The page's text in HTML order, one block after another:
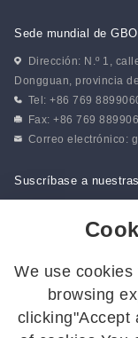
Sede mundial de
Dirección: N.º 1,
Dongguan, provincia
Tel: +86 769
Fax: +86 769
Correo electrónico:
Suscríbase a
Síguenos para estar
We use
browsing
clicking"Accept